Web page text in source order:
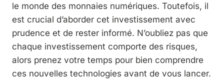
le monde des monnaies numériques. Toutefois, il
est crucial d’aborder cet investissement avec
prudence et de rester informé. N’oubliez pas que
chaque investissement comporte des risques,
alors prenez votre temps pour bien comprendre
ces nouvelles technologies avant de vous lancer.